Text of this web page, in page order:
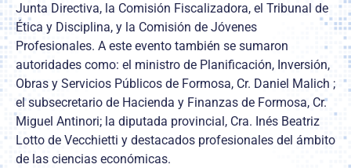
Junta Directiva, la Comisión Fiscalizadora, el Tribunal de
Ética y Disciplina, y la Comisión de Jóvenes
Profesionales. A este evento también se sumaron
autoridades como: el ministro de Planificación, Inversión,
Obras y Servicios Públicos de Formosa, Cr. Daniel Malich ;
el subsecretario de Hacienda y Finanzas de Formosa, Cr.
Miguel Antinori; la diputada provincial, Cra. Inés Beatriz
Lotto de Vecchietti y destacados profesionales del ámbito
de las ciencias económicas.